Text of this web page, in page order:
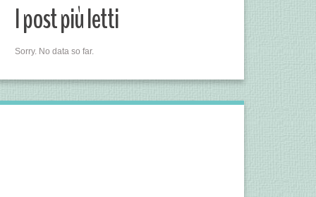
I post più letti
Sorry. No data so far.